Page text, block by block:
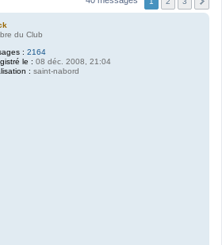
du Club
: 2164
le : 08 déc. 2008, 21:04
: saint-nabord